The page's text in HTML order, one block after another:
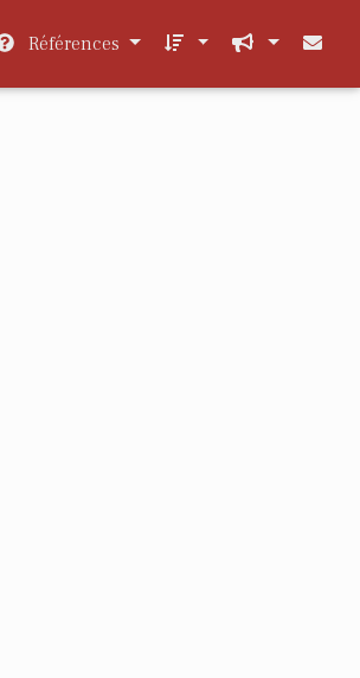
Références